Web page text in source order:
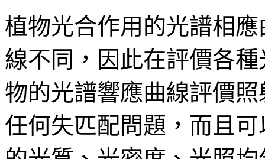
植物光合作用的光譜相
線不同，因此在評價各
物的光譜響應曲線評價
任何失匹配問題，而且